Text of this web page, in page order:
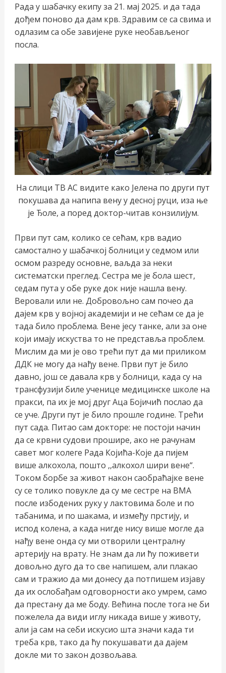
Рада у шабачку екипу за 21. мај 2025. и да тада
дођем поново да дам крв. Здравим се са свима и
одлазим са обе завијене руке необављеног
посла.
На слици ТВ АС видите како Јелена по други пут
покушава да напипа вену у десној руци, иза ње
је Ђоле, а поред доктор-читав конзилијум.
Први пут сам, колико се сећам, крв вадио
самостално у шабачкој болници у седмом или
осмом разреду основне, ваљда за неки
систематски преглед. Сестра ме је бола шест,
седам пута у обе руке док није нашла вену.
Веровали или не. Добровољно сам почео да
дајем крв у војној академији и не сећам се да је
тада било проблема. Вене јесу танке, али за оне
који имају искуства то не представља проблем.
Мислим да ми је ово трећи пут да ми приликом
ДДК не могу да нађу вене. Први пут је било
давно, још се давала крв у болници, када су на
трансфузији биле ученице медицинске школе на
пракси, па их је мој друг Аца Бојичић послао да
се уче. Други пут је било прошле године. Трећи
пут сада. Питао сам докторе: не постоји начин
да се крвни судови прошире, ако не рачунам
савет мог колеге Рада Којића-Које да пијем
више алкохола, пошто ,,алкохол шири вене“.
Током борбе за живот након саобраћајке вене
су се толико повукле да су ме сестре на ВМА
после избодених руку у лактовима боле и по
табанима, и по шакама, и између прстију, и
испод колена, а када нигде нису више могле да
нађу вене онда су ми отворили централну
артерију на врату. Не знам да ли ћу поживети
довољно дуго да то све напишем, али плакао
сам и тражио да ми донесу да потпишем изјаву
да их ослобађам одговорности ако умрем, само
да престану да ме боду. Већина после тога не би
пожелела да види иглу никада више у животу,
али ја сам на себи искусио шта значи када ти
треба крв, тако да ћу покушавати да дајем
докле ми то закон дозвољава.